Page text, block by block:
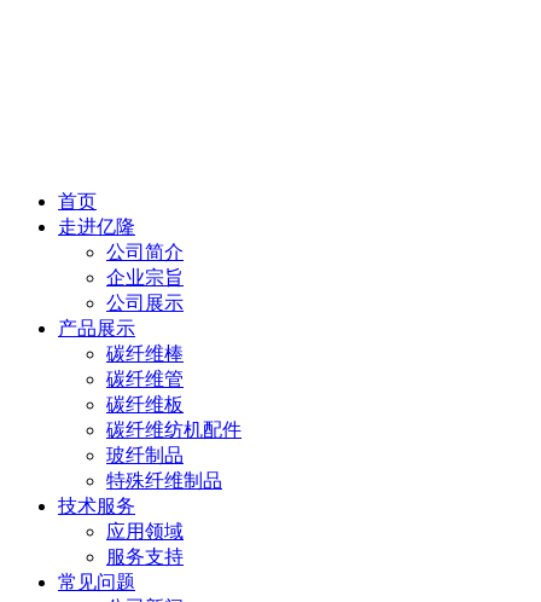
首页
走进亿隆
公司简介
企业宗旨
公司展示
产品展示
碳纤维棒
碳纤维管
碳纤维板
碳纤维纺机配件
玻纤制品
特殊纤维制品
技术服务
应用领域
服务支持
常见问题